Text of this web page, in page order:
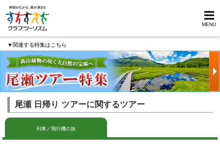
MENU
▼関連する特集はこちら
尾瀬 日帰り ツアーに関するツアー
列車／飛行機の旅